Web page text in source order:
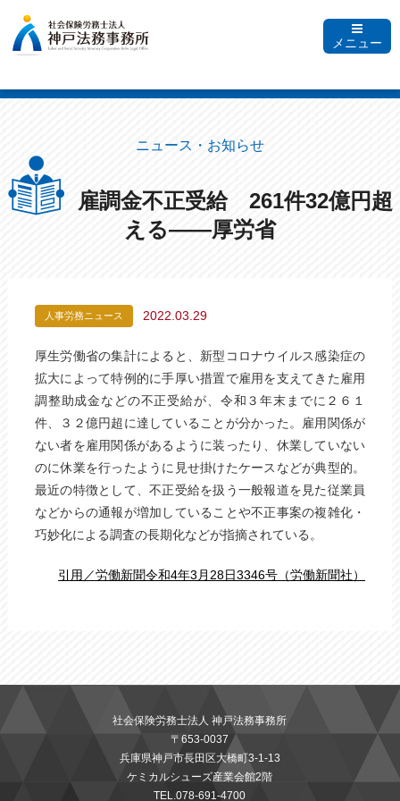
メニュー
ニュース・お知らせ
雇調金不正受給 261件32億円超
える――厚労省
人事労務ニュース 2022.03.29
厚生労働省の集計によると、新型コロナウイルス感染症の
拡大によって特例的に手厚い措置で雇用を支えてきた雇用
調整助成金などの不正受給が、令和３年末までに２６１
件、３２億円超に達していることが分かった。雇用関係が
ない者を雇用関係があるように装ったり、休業していない
のに休業を行ったように見せ掛けたケースなどが典型的。
最近の特徴として、不正受給を扱う一般報道を見た従業員
などからの通報が増加していることや不正事案の複雑化・
巧妙化による調査の長期化などが指摘されている。
引用／労働新聞令和4年3月28日3346号（労働新聞社）
社会保険労務士法人 神戸法務事務所
〒653-0037
兵庫県神戸市長田区大橋町3-1-13
ケミカルシューズ産業会館2階
TEL.078-691-4700